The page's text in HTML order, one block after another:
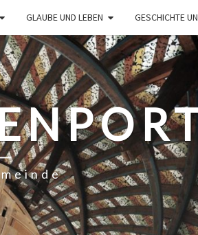
GLAUBE UND LEBEN GESCHICHTE